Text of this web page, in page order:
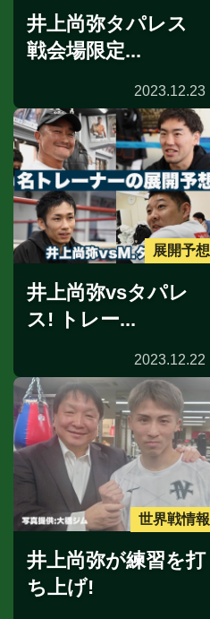
井上尚弥タパレス
戦会場限定...
2023.12.23
展開予想
井上尚弥vsタパレ
ス! トレー...
2023.12.22
世界戦情報
井上尚弥が練習を打
ち上げ!